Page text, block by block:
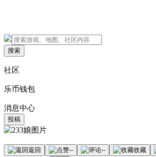
搜索
社区
乐币钱包
消息中心
投稿
返回 -- -- 收藏